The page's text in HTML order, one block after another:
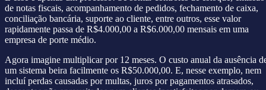
de notas fiscais, acompanhamento de pedidos, fechamento de caixa,
conciliação bancária, suporte ao cliente, entre outros, esse valor
rapidamente passa de R$4.000,00 a R$6.000,00 mensais em uma
empresa de porte médio.
Agora imagine multiplicar por 12 meses. O custo anual da ausência
um sistema beira facilmente os R$50.000,00. E, nesse exemplo, nem
incluí perdas causadas por multas, juros por pagamentos atrasados,